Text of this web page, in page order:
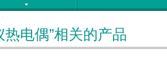
热电偶”相关的产品